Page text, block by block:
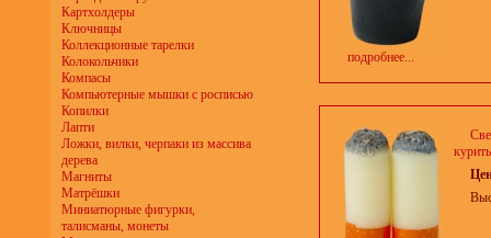
Картхолдеры
Ключницы
Коллекционные тарелки
Колокольчики
Компасы
Компьютерные мышки с росписью
Копилки
Лапти
Ложки, вилки, черпаки из массива
дерева
Магниты
Матрёшки
Миниатюрные фигурки,
талисманы, монеты
подробнее...